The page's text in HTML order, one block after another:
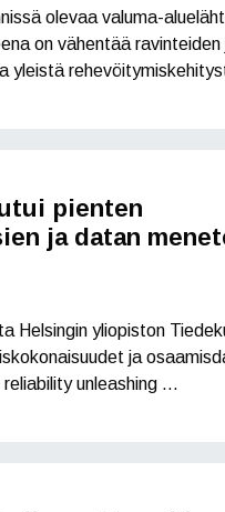
olevaa valuma-
on vähentää ravinteiden
yleistä
pienten
ja datan
Helsingin yliopiston
ja
unleashing …